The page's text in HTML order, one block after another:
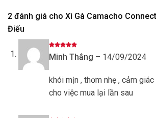
2 đánh giá cho Xì Gà Camacho
Điếu
Được xếp
hạng55
Minh Thắng – 14/09/2024
khói mịn , thơm nhẹ , cảm
cho việc mua lại lần sau